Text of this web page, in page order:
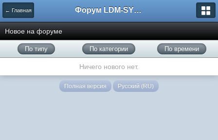
← Главная Форум LDM-SYSTEMS
Новое на форуме
По типу По категории По времени
Ничего нового нет.
Полная версия Русский (RU)